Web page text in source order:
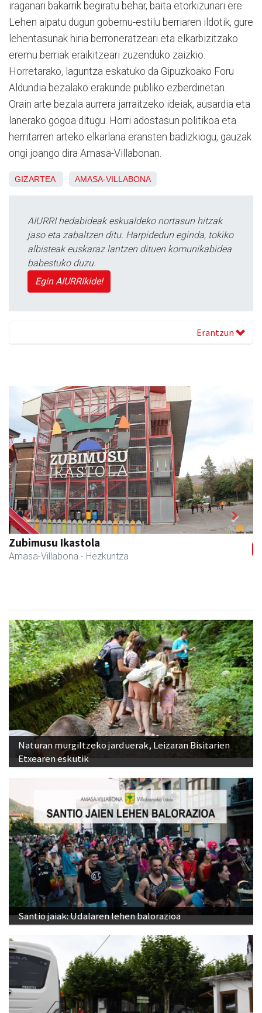
iraganari bakarrik begiratu behar, baita etorkizunari ere.
Lehen aipatu dugun gobernu-estilu berriaren ildotik, gure
lehentasunak hiria berroneratzeari eta elkarbizitzako
eremu berriak eraikitzeari zuzenduko zaizkio.
Horretarako, laguntza eskatuko da Gipuzkoako Foru
Aldundia bezalako erakunde publiko ezberdinetan.
Orain arte bezala aurrera jarraitzeko ideiak, ausardia eta
lanerako gogoa ditugu. Horri adostasun politikoa eta
herritarren arteko elkarlana eransten badizkiogu, gauzak
ongi joango dira Amasa-Villabonan.
GIZARTEA AMASA-VILLABONA
AIURRI hedabideak eskualdeko nortasun hitzak
jaso eta zabaltzen ditu. Harpidedun eginda, tokiko
albisteak euskaraz lantzen dituen komunikabidea
babestuko duzu.
Egin AIURRIkide!
Erantzun
Zubimusu Ikastola
Amasa-Villabona - Hezkuntza
Previous Next
Naturan murgiltzeko jarduerak, Leizaran Bisitarien
Etxearen eskutik
Santio jaiak: Udalaren lehen balorazioa